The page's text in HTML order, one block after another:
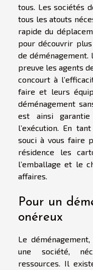
tous. Les sociétés
tous les atouts
rapide du
pour découvrir
de
preuve les agents
concourt à
faire et leurs
déménagement
est ainsi
l’exécution. En
souci à vous faire
résidence les
l’emballage et le
affaires.
Pour un
onéreux
Le
une société,
ressources. Il